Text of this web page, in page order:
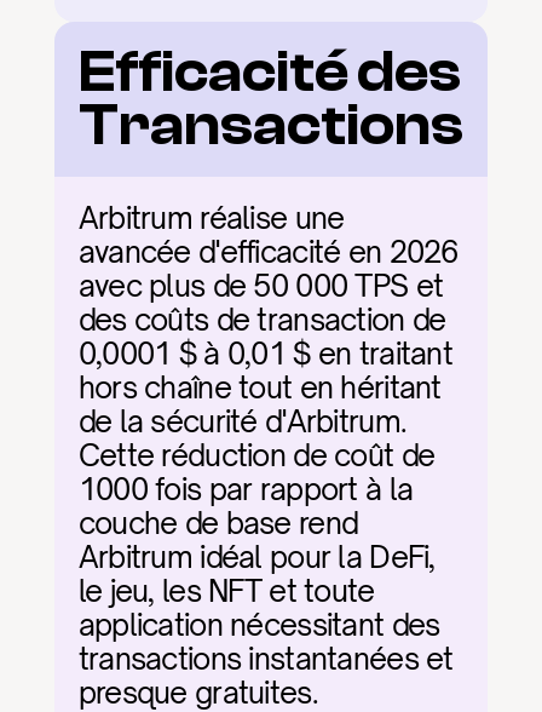
Efficacité des
Transactions
Arbitrum réalise une
avancée d'efficacité en 2026
avec plus de 50 000 TPS et
des coûts de transaction de
0,0001 $ à 0,01 $ en traitant
hors chaîne tout en héritant
de la sécurité d'Arbitrum.
Cette réduction de coût de
1000 fois par rapport à la
couche de base rend
Arbitrum idéal pour la DeFi,
le jeu, les NFT et toute
application nécessitant des
transactions instantanées et
presque gratuites.